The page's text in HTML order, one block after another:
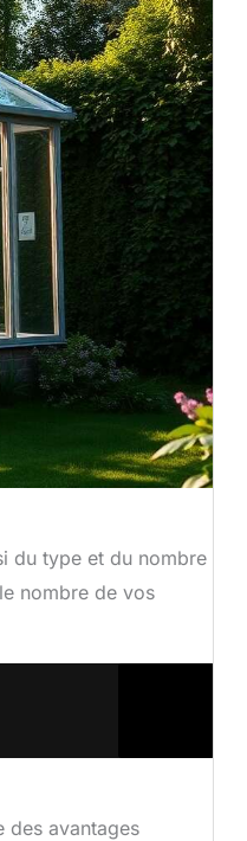
du type et du nombre
nombre de vos
des avantages